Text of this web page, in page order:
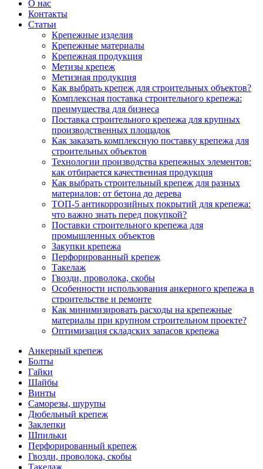
О нас
Контакты
Статьи
Крепежные изделия
Крепежные материалы
Крепежная продукция
Метизы крепеж
Метизная продукция
Как выбрать крепеж для строительных объектов?
Комплексная поставка строительного крепежа:
преимущества для бизнеса
Поставка строительного крепежа для крупных
производственных площадок
Как заказать комплексную поставку крепежа для
строительных объектов
Технологии производства крепежных элементов:
как отбирается качественная продукция
Как выбрать строительный крепеж для разных
материалов: от бетона до дерева
ТОП-5 антикоррозийных покрытий для крепежа:
что важно знать перед покупкой?
Поставки строительного крепежа для
промышленных объектов
Закупки крепежа
Перфорированный крепеж
Такелаж
Гвозди, проволока, скобы
Особенности использования анкерного крепежа в
строительстве и ремонте
Как минимизировать расходы на крепежные
материалы при крупном строительном проекте?
Оптимизация складских запасов крепежа
Анкерный крепеж
Болты
Гайки
Шайбы
Винты
Саморезы, шурупы
Дюбельный крепеж
Заклепки
Шпильки
Перфорированный крепеж
Гвозди, проволока, скобы
Такелаж